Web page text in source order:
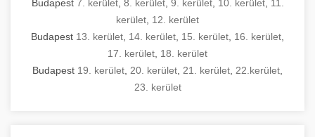
Budapest 7. kerület, 8. kerület, 9. kerület, 10. kerület, 11.
kerület 12. kerület
Budapest 13. kerület 14. kerület 15. kerület 16. kerület
17. kerület 18. kerület
Budapest 19. kerület 20. kerület 21. kerület 22.kerület
23. kerület